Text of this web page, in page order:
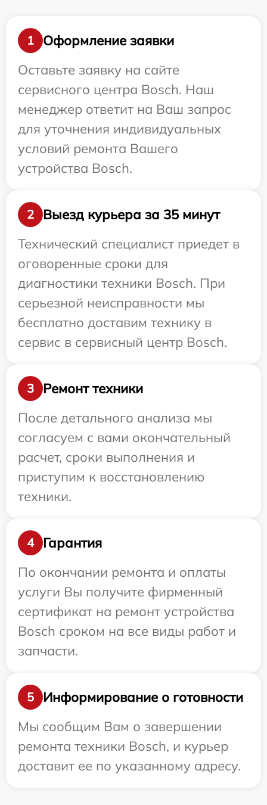
1
Оформление заявки
Оставьте заявку на сайте
сервисного центра Bosch. Наш
менеджер ответит на Ваш запрос
для уточнения индивидуальных
условий ремонта Вашего
устройства Bosch.
2
Выезд курьера за 35 минут
Технический специалист приедет в
оговоренные сроки для
диагностики техники Bosch. При
серьезной неисправности мы
бесплатно доставим технику в
сервис в сервисный центр Bosch.
3
Ремонт техники
После детального анализа мы
согласуем с вами окончательный
расчет, сроки выполнения и
приступим к восстановлению
техники.
4
Гарантия
По окончании ремонта и оплаты
услуги Вы получите фирменный
сертификат на ремонт устройства
Bosch сроком на все виды работ и
запчасти.
5
Информирование о готовности
Мы сообщим Вам о завершении
ремонта техники Bosch, и курьер
доставит ее по указанному адресу.